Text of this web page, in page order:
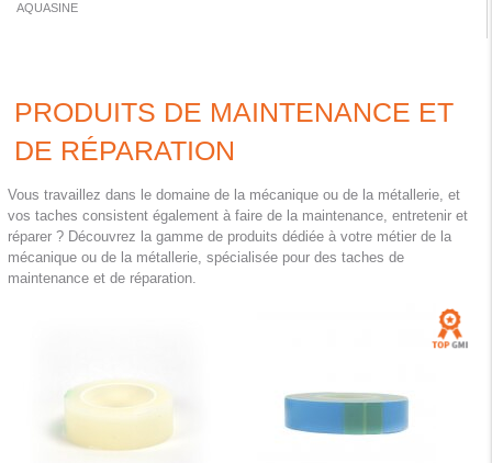
AQUASINE
PRODUITS DE MAINTENANCE ET
DE RÉPARATION
Vous travaillez dans le domaine de la mécanique ou de la métallerie, et
vos taches consistent également à faire de la maintenance, entretenir et
réparer ? Découvrez la gamme de produits dédiée à votre métier de la
mécanique ou de la métallerie, spécialisée pour des taches de
maintenance et de réparation.